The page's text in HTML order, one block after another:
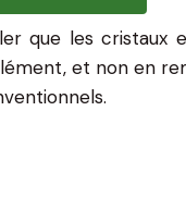
que les cristaux
et non en